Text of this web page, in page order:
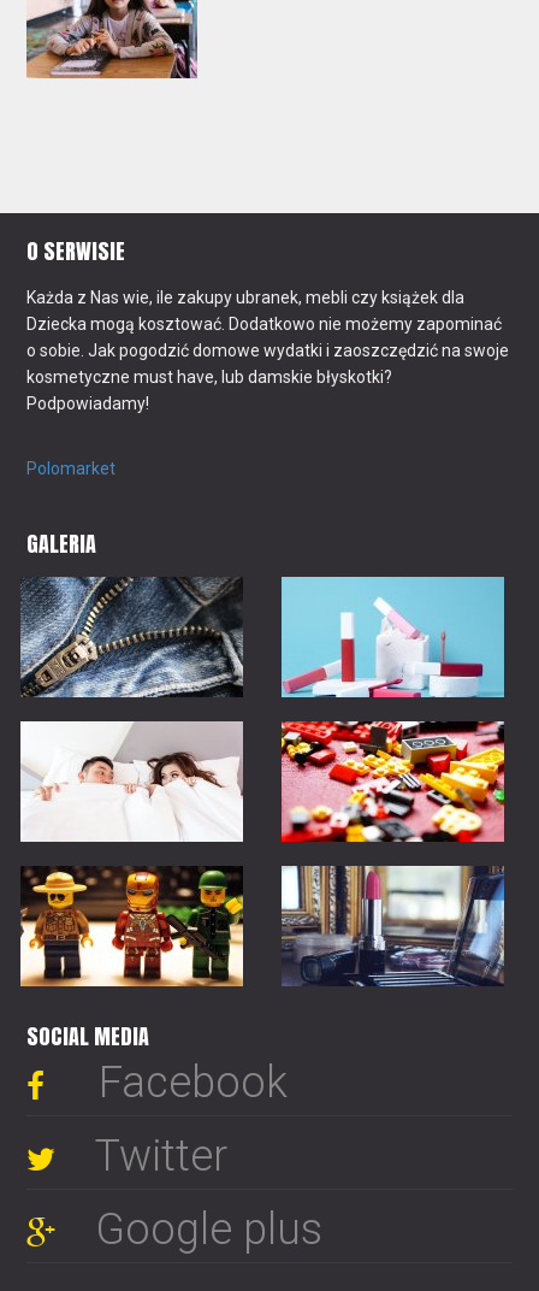
O SERWISIE
Każda z Nas wie, ile zakupy ubranek, mebli czy książek dla
Dziecka mogą kosztować. Dodatkowo nie możemy zapominać
o sobie. Jak pogodzić domowe wydatki i zaoszczędzić na swoje
kosmetyczne must have, lub damskie błyskotki?
Podpowiadamy!
Polomarket
GALERIA
SOCIAL MEDIA
Facebook
Twitter
Google plus